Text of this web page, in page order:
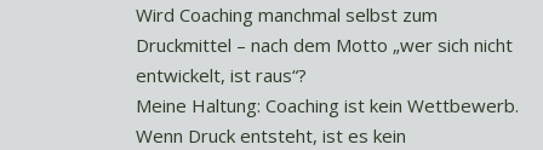
Wird Coaching manchmal selbst zum
Druckmittel – nach dem Motto „wer sich nicht
entwickelt, ist raus“?
Meine Haltung: Coaching ist kein Wettbewerb.
Wenn Druck entsteht, ist es kein